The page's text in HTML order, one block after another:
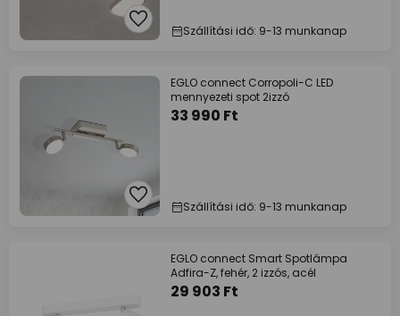
Szállítási idő: 9-13 munkanap
EGLO connect Corropoli-C LED
mennyezeti spot 2izzó
33 990 Ft
Szállítási idő: 9-13 munkanap
EGLO connect Smart Spotlámpa
Adfira-Z, fehér, 2 izzós, acél
29 903 Ft